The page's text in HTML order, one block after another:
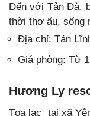
Đến với Tản Đà,
thời thơ ấu, sống
Địa chỉ: Tản
Giá phòng: Từ
Hương Ly
Tọa lạc tại xã